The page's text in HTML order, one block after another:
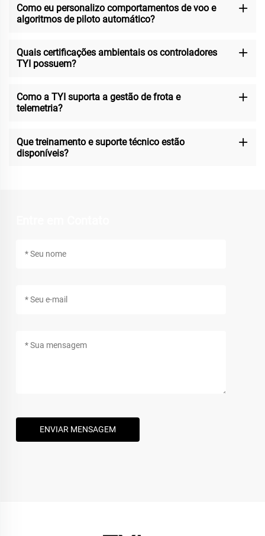
Como eu personalizo comportamentos de voo e
algoritmos de piloto automático?
Quais certificações ambientais os controladores
TYI possuem?
Como a TYI suporta a gestão de frota e
telemetria?
Que treinamento e suporte técnico estão
disponíveis?
ENVIAR MENSAGEM